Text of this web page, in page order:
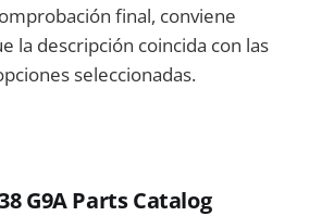
final, conviene
la descripción coincida con las
seleccionadas.
G9A Parts Catalog